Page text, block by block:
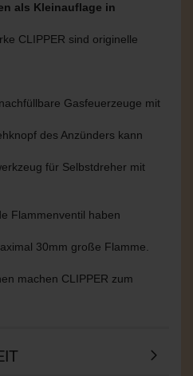
als Kleinauflage in
CLIPPER sind originelle
Gasfeuerzeuge mit
des Anzünders kann
für Selbstdreher mit
Flammenventil haben
30mm große Flamme.
machen CLIPPER zum